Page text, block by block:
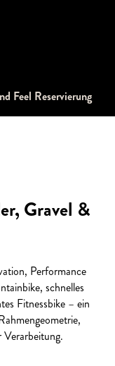
0 Positionen. Der
Feel Reservierung
Gravel &
Performance
schnelles
Fitnessbike – ein
Verarbeitung.